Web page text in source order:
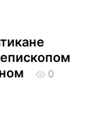
0